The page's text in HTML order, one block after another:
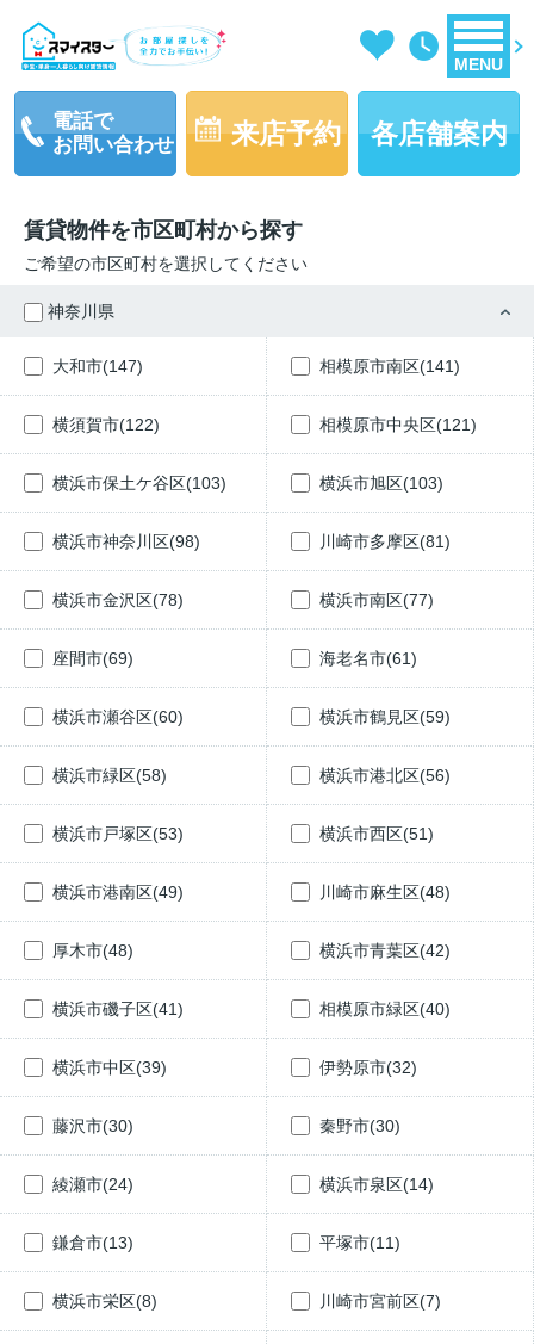
MENU
電話で
お問い合わせ
来店予約 各店舗案内
賃貸物件を市区町村から探す
ご希望の市区町村を選択してください
神奈川県
大和市(147) 相模原市南区(141)
横須賀市(122) 相模原市中央区(121)
横浜市保土ケ谷区(103) 横浜市旭区(103)
横浜市神奈川区(98) 川崎市多摩区(81)
横浜市金沢区(78) 横浜市南区(77)
座間市(69) 海老名市(61)
横浜市瀬谷区(60) 横浜市鶴見区(59)
横浜市緑区(58) 横浜市港北区(56)
横浜市戸塚区(53) 横浜市西区(51)
横浜市港南区(49) 川崎市麻生区(48)
厚木市(48) 横浜市青葉区(42)
横浜市磯子区(41) 相模原市緑区(40)
横浜市中区(39) 伊勢原市(32)
藤沢市(30) 秦野市(30)
綾瀬市(24) 横浜市泉区(14)
鎌倉市(13) 平塚市(11)
横浜市栄区(8) 川崎市宮前区(7)